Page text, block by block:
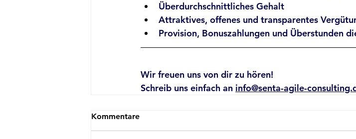
Überdurchschnittliches Gehalt
Attraktives, offenes und transparentes
Provision, Bonuszahlungen und Überstunden
Wir freuen uns von dir zu hören!
Schreib uns einfach an info@senta-agile-
Kommentare